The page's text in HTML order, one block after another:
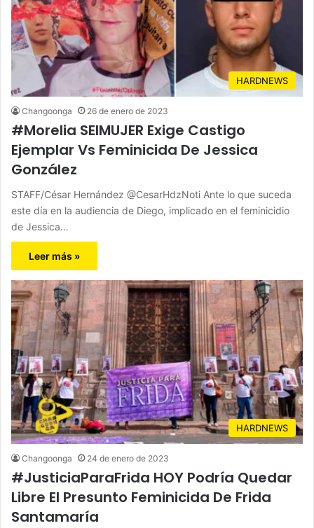
HARDNEWS
Changoonga 26 de enero de 2023
#Morelia SEIMUJER Exige Castigo
Ejemplar Vs Feminicida De Jessica
González
STAFF/César Hernández @CesarHdzNoti Ante lo que suceda
este día en la audiencia de Diego, implicado en el feminicidio
de Jessica…
Leer más »
HARDNEWS
Changoonga 24 de enero de 2023
#JusticiaParaFrida HOY Podría Quedar
Libre El Presunto Feminicida De Frida
Santamaría